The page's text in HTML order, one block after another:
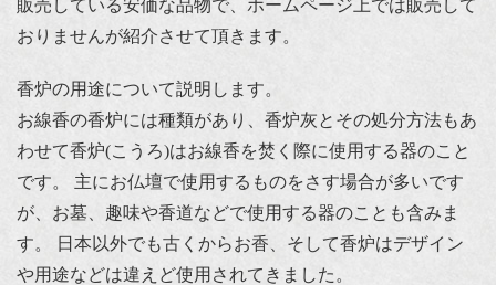
販売している安価な品物で、ホームページ上では販売して
おりませんが紹介させて頂きます。
香炉の用途について説明します。
お線香の香炉には種類があり、香炉灰とその処分方法もあ
わせて香炉(こうろ)はお線香を焚く際に使用する器のこと
です。 主にお仏壇で使用するものをさす場合が多いです
が、お墓、趣味や香道などで使用する器のことも含みま
す。 日本以外でも古くからお香、そして香炉はデザイン
や用途などは違えど使用されてきました。